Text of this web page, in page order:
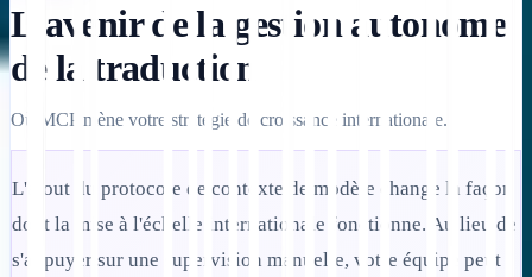
L'avenir de la gestion autonome
de la traduction
Où MCP mène votre stratégie de croissance internationale.
L'ajout du protocole de contexte de modèle change la façon
dont la mise à l'échelle internationale fonctionne. Au lieu de
s'appuyer sur une supervision manuelle, votre équipe peut